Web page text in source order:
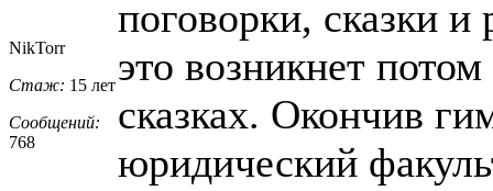
NikTorr
Стаж: 15 лет
Сообщений:
768
поговорки, сказки
это возникнет
сказках. Окончив
юридический